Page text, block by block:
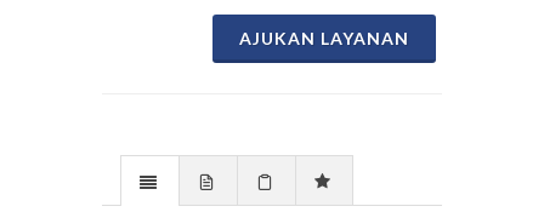
AJUKAN LAYANAN